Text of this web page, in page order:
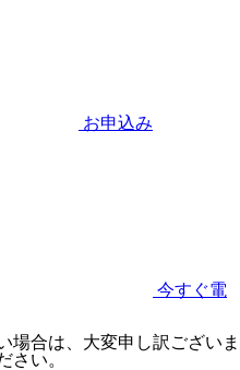
お申込み
今すぐ電
場合は、大変申し訳ございま
さい。